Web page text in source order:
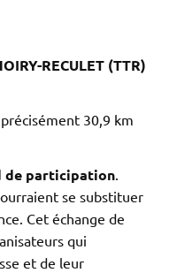
RECULET (TTR)
30,9 km
de participation.
se substituer
Cet échange de
qui
et de leur